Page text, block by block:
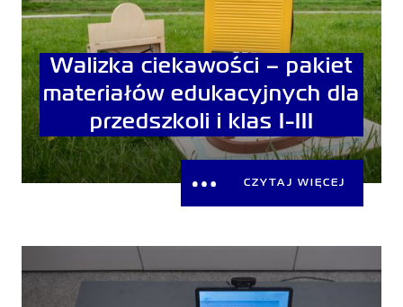
Walizka ciekawości – pakiet
materiałów edukacyjnych dla
przedszkoli i klas I-III
CZYTAJ WIĘCEJ